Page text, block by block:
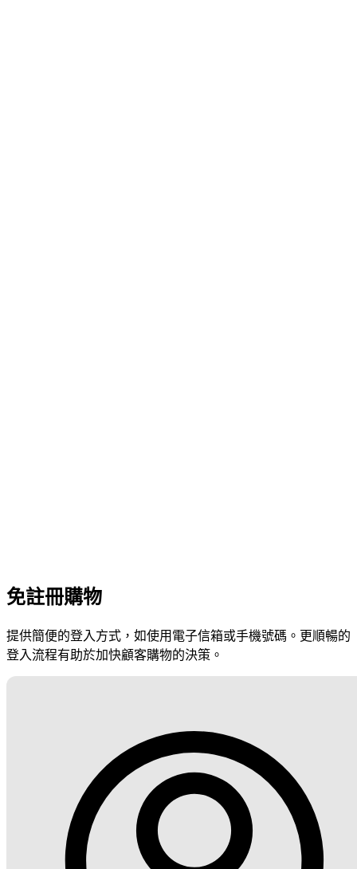
免註冊購物
提供簡便的登入方式，如使用電子信箱或手機號碼。更順暢的
登入流程有助於加快顧客購物的決策。